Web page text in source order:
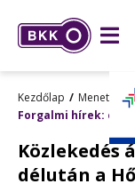
Kezdőlap
Forgalmi hírek:
Közlekedés
délután a